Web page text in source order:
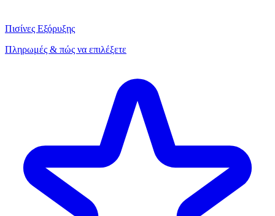
Πισίνες Εξόρυξης
Πληρωμές & πώς να επιλέξετε